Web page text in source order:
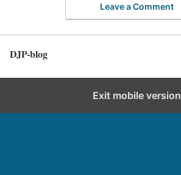
Leave a Comment
DJP-blog
Exit mobile version